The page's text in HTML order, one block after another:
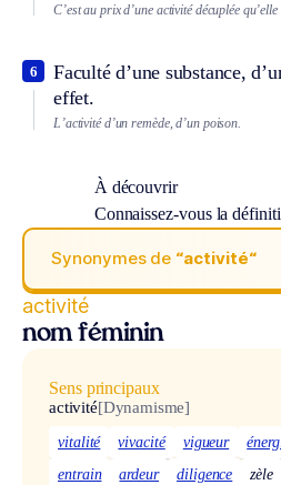
C’est au prix d’une activité décuplée
Faculté d’une substance,
effet.
6
L’activité d’un remède, d’un poison.
À découvrir
Connaissez-vous la
Synonymes de “activité“
activité
nom féminin
Sens principaux
activité[Dynamisme]
vitalité vivacité vigueur
entrain
ardeur diligence zèle